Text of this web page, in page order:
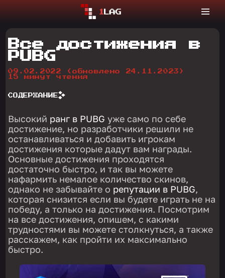
Все достижения в
PUBG
09.02.2022
(обновлено 24.11.2023)
15 минут чтения
СОДЕРЖАНИЕ
Высокий ранг в PUBG уже само по себе
достижение, но разработчики решили не
останавливаться и добавить игрокам
достижения которые дадут вам награды.
Основные достижения проходятся
достаточно быстро, и так вы можете
нафармить немалое количество скинов,
однако не забывайте о репутации в PUBG,
которая снизится если вы будете играть не на
победу, а только на достижения. Посмотрим
на все достижения, опишем, с какими
трудностями вы можете столкнуться, а также
расскажем, как пройти их максимально
быстро.